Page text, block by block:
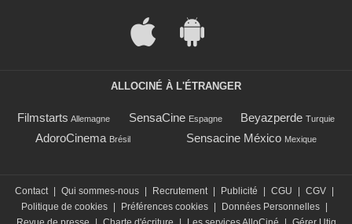
ALLOCINÉ À L'ÉTRANGER
Filmstarts Allemagne SensaCine Espagne Beyazperde Turquie
AdoroCinema Brésil Sensacine México Mexique
Contact | Qui sommes-nous | Recrutement | Publicité | CGU | CGV |
Politique de cookies | Préférences cookies | Données Personnelles |